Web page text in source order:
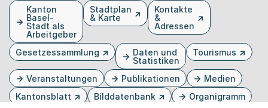
FusszeileKanton
Basel-
Stadt als
Arbeitgeber
Stadtplan
& Karte
Kontakte
&
Adressen
Gesetzessammlung
Daten und
Statistiken
Tourismus
Veranstaltungen Publikationen
Medien
Kantonsblatt
Bilddatenbank Organigramm